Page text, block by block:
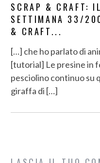
SCRAP & CRAFT:
SETTIMANA 33/
& CRAFT...
[…] che ho parlato di
[tutorial] Le presine in
pesciolino continuo su
giraffa di […]